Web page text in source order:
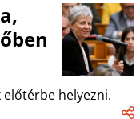
helyezni.